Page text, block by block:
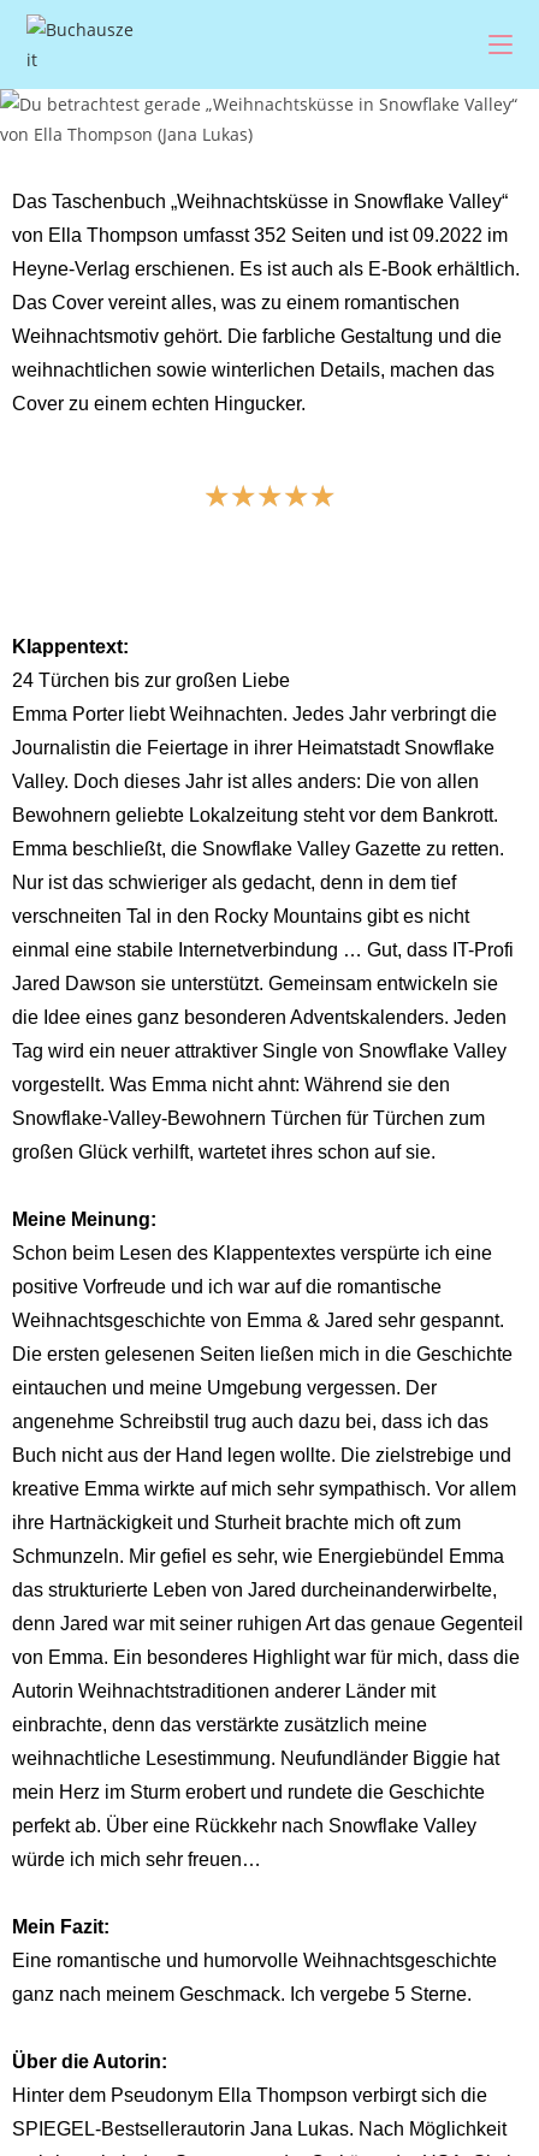
Das Taschenbuch „Weihnachtsküsse in Snowflake Valley“
von Ella Thompson umfasst 352 Seiten und ist 09.2022 im
Heyne-Verlag erschienen. Es ist auch als E-Book erhältlich.
Das Cover vereint alles, was zu einem romantischen
Weihnachtsmotiv gehört. Die farbliche Gestaltung und die
weihnachtlichen sowie winterlichen Details, machen das
Cover zu einem echten Hingucker.
☆☆☆☆☆
Klappentext:
24 Türchen bis zur großen Liebe
Emma Porter liebt Weihnachten. Jedes Jahr verbringt die
Journalistin die Feiertage in ihrer Heimatstadt Snowflake
Valley. Doch dieses Jahr ist alles anders: Die von allen
Bewohnern geliebte Lokalzeitung steht vor dem Bankrott.
Emma beschließt, die Snowflake Valley Gazette zu retten.
Nur ist das schwieriger als gedacht, denn in dem tief
verschneiten Tal in den Rocky Mountains gibt es nicht
einmal eine stabile Internetverbindung … Gut, dass IT-Profi
Jared Dawson sie unterstützt. Gemeinsam entwickeln sie
die Idee eines ganz besonderen Adventskalenders. Jeden
Tag wird ein neuer attraktiver Single von Snowflake Valley
vorgestellt. Was Emma nicht ahnt: Während sie den
Snowflake-Valley-Bewohnern Türchen für Türchen zum
großen Glück verhilft, wartetet ihres schon auf sie.
Meine Meinung:
Schon beim Lesen des Klappentextes verspürte ich eine
positive Vorfreude und ich war auf die romantische
Weihnachtsgeschichte von Emma & Jared sehr gespannt.
Die ersten gelesenen Seiten ließen mich in die Geschichte
eintauchen und meine Umgebung vergessen. Der
angenehme Schreibstil trug auch dazu bei, dass ich das
Buch nicht aus der Hand legen wollte. Die zielstrebige und
kreative Emma wirkte auf mich sehr sympathisch. Vor allem
ihre Hartnäckigkeit und Sturheit brachte mich oft zum
Schmunzeln. Mir gefiel es sehr, wie Energiebündel Emma
das strukturierte Leben von Jared durcheinanderwirbelte,
denn Jared war mit seiner ruhigen Art das genaue Gegenteil
von Emma. Ein besonderes Highlight war für mich, dass die
Autorin Weihnachtstraditionen anderer Länder mit
einbrachte, denn das verstärkte zusätzlich meine
weihnachtliche Lesestimmung. Neufundländer Biggie hat
mein Herz im Sturm erobert und rundete die Geschichte
perfekt ab. Über eine Rückkehr nach Snowflake Valley
würde ich mich sehr freuen…
Mein Fazit:
Eine romantische und humorvolle Weihnachtsgeschichte
ganz nach meinem Geschmack. Ich vergebe 5 Sterne.
Über die Autorin:
Hinter dem Pseudonym Ella Thompson verbirgt sich die
SPIEGEL-Bestsellerautorin Jana Lukas. Nach Möglichkeit